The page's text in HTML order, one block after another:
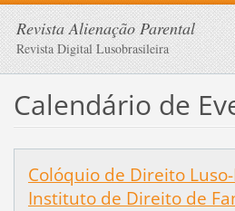
Revista Alienação Parental
Revista Digital Lusobrasileira
Calendário de
Colóquio de Direito
Instituto de Direito de